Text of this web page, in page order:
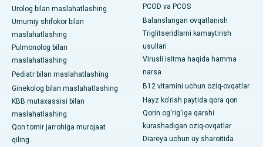
Urolog bilan maslahatlashing
Umumiy shifokor bilan
maslahatlashing
Pulmonolog bilan
maslahatlashing
Pediatr bilan maslahatlashing
Ginekolog bilan maslahatlashing
KBB mutaxassisi bilan
maslahatlashing
Qon tomir jarrohiga murojaat
qiling
PCOD va PCOS
Balanslangan ovqatlanish
Triglitseridlarni kamaytirish
usullari
Virusli isitma haqida hamma
narsa
B12 vitamini uchun oziq-ovqatlar
Hayz ko'rish paytida qora qon
Qorin og'rig'iga qarshi
kurashadigan oziq-ovqatlar
Diareya uchun uy sharoitida